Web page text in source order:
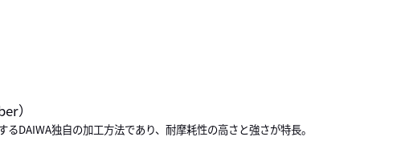
）
DAIWA独自の加工方法であり、耐摩耗性の高さと強さが特長。